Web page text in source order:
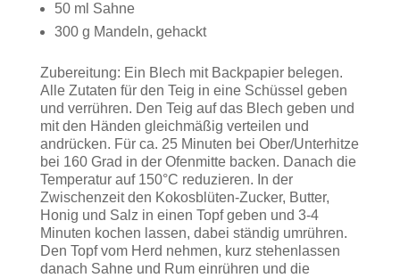
50 ml Sahne
300 g Mandeln, gehackt
Zubereitung: Ein Blech mit Backpapier belegen.
Alle Zutaten für den Teig in eine Schüssel geben
und verrühren. Den Teig auf das Blech geben und
mit den Händen gleichmäßig verteilen und
andrücken. Für ca. 25 Minuten bei Ober/Unterhitze
bei 160 Grad in der Ofenmitte backen. Danach die
Temperatur auf 150°C reduzieren. In der
Zwischenzeit den Kokosblüten-Zucker, Butter,
Honig und Salz in einen Topf geben und 3-4
Minuten kochen lassen, dabei ständig umrühren.
Den Topf vom Herd nehmen, kurz stehenlassen
danach Sahne und Rum einrühren und die